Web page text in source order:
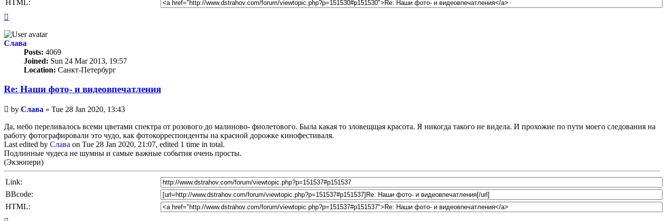
HTML:
Слава
Posts: 4069
Joined: Sun 24 Mar 2013, 19:57
Location: Санкт-Петербург
Re: Наши фото- и видеовпечатления
Unread
post
by Слава » Tue 28 Jan 2020, 13:43
Да, небо переливалось всеми цветами спектра от розового до малиново- фиолетового. Была какая то зловещщая красота. Я никогда такого не видела. И прохожие по пути моего следования на
работу фотографировали это чудо, как фотокорреспонденты на красной дорожке кинофестиваля.
Last edited by Слава on Tue 28 Jan 2020, 21:07, edited 1 time in total.
Подлинные чудеса не шумны и самые важные события очень просты.
(Экзюпери)
Link:
BBcode:
HTML: